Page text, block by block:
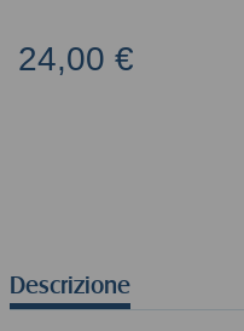
24,00 €
Descrizione